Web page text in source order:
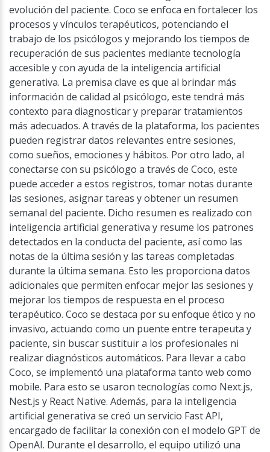
evolución del paciente. Coco se enfoca en fortalecer los
procesos y vínculos terapéuticos, potenciando el
trabajo de los psicólogos y mejorando los tiempos de
recuperación de sus pacientes mediante tecnología
accesible y con ayuda de la inteligencia artificial
generativa. La premisa clave es que al brindar más
información de calidad al psicólogo, este tendrá más
contexto para diagnosticar y preparar tratamientos
más adecuados. A través de la plataforma, los pacientes
pueden registrar datos relevantes entre sesiones,
como sueños, emociones y hábitos. Por otro lado, al
conectarse con su psicólogo a través de Coco, este
puede acceder a estos registros, tomar notas durante
las sesiones, asignar tareas y obtener un resumen
semanal del paciente. Dicho resumen es realizado con
inteligencia artificial generativa y resume los patrones
detectados en la conducta del paciente, así como las
notas de la última sesión y las tareas completadas
durante la última semana. Esto les proporciona datos
adicionales que permiten enfocar mejor las sesiones y
mejorar los tiempos de respuesta en el proceso
terapéutico. Coco se destaca por su enfoque ético y no
invasivo, actuando como un puente entre terapeuta y
paciente, sin buscar sustituir a los profesionales ni
realizar diagnósticos automáticos. Para llevar a cabo
Coco, se implementó una plataforma tanto web como
mobile. Para esto se usaron tecnologías como Next.js,
Nest.js y React Native. Además, para la inteligencia
artificial generativa se creó un servicio Fast API,
encargado de facilitar la conexión con el modelo GPT de
OpenAI. Durante el desarrollo, el equipo utilizó una